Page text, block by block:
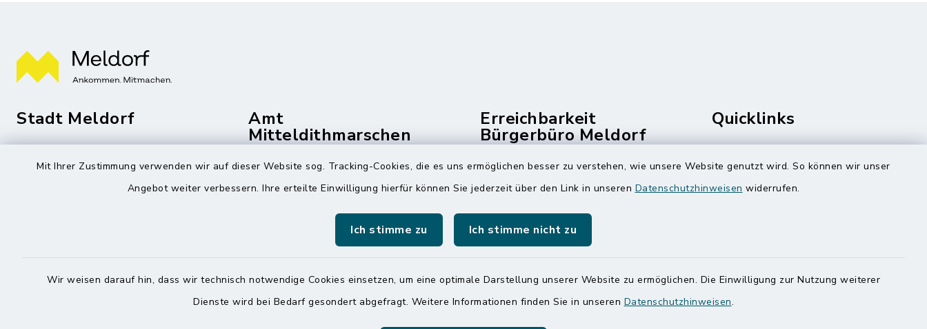
Mit Ihrer Zustimmung verwenden wir auf dieser Website sog. Tracking-Cookies, die es uns ermöglichen besser zu verstehen, wie unsere Website genutzt wird. So können wir unser
Angebot weiter verbessern. Ihre erteilte Einwilligung hierfür können Sie jederzeit über den Link in unseren Datenschutzhinweisen widerrufen.
Ich stimme zu Ich stimme nicht zu
Wir weisen darauf hin, dass wir technisch notwendige Cookies einsetzen, um eine optimale Darstellung unserer Website zu ermöglichen. Die Einwilligung zur Nutzung weiterer
Dienste wird bei Bedarf gesondert abgefragt. Weitere Informationen finden Sie in unseren Datenschutzhinweisen.
Stadt Meldorf
Zingelstraße 2
Amt
Mitteldithmarschen
Roggenstraße 14
25704 Meldorf
04832 6065-0
04832 6065-215
Erreichbarkeit
Bürgerbüro Meldorf
und Telefonzentrale
Montag und Freitag
Dienstag und Donnerstag
8:00 Uhr - 12:00 Uhr
14:00 Uhr - 18:00 Uhr
Online-TerminvereinbarungHaben
Quicklinks
Speicherkoog Meldorfer Koog